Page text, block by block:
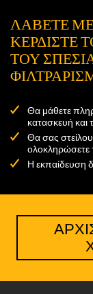
ΛΆΒΕΤΕ
ΚΕΡΔΊΣΤΕ
ΤΟΥ
Θα μάθετε
κατασκευή και
Θα σας
ολοκληρώσετε
Η εκπαίδευση